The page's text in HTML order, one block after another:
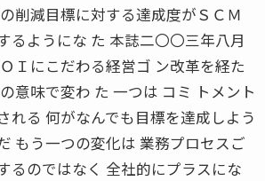
削減目標に対する達成度がＳＣＭ
るようにな た 本誌二〇〇三年八月
Ｉにこだわる経営ゴ ン改革を経た
意味で変わ た 一つは コミ トメント
れる 何がなんでも目標を達成しよう
もう一つの変化は 業務プロセスご
るのではなく 全社的にプラスにな